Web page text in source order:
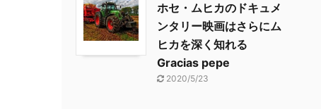
ホセ・ムヒカのドキュメ
ンタリー映画はさらにム
ヒカを深く知れる
Gracias pepe
2020/5/23